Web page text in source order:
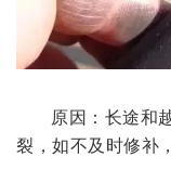
原因：长途和
裂，如不及时修补